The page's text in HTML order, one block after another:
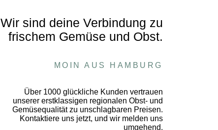
Wir sind deine Verbindung zu
frischem Gemüse und Obst.
MOIN AUS HAMBURG
Über 1000 glückliche Kunden vertrauen
unserer erstklassigen regionalen Obst- und
Gemüsequalität zu unschlagbaren Preisen.
Kontaktiere uns jetzt, und wir melden uns
umgehend.